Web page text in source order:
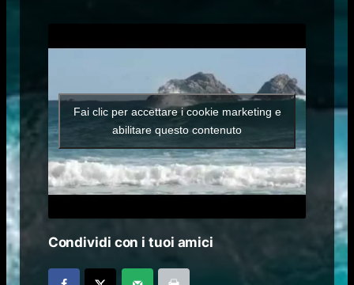
Fai clic per accettare i cookie marketing e
abilitare questo contenuto
Condividi con i tuoi amici